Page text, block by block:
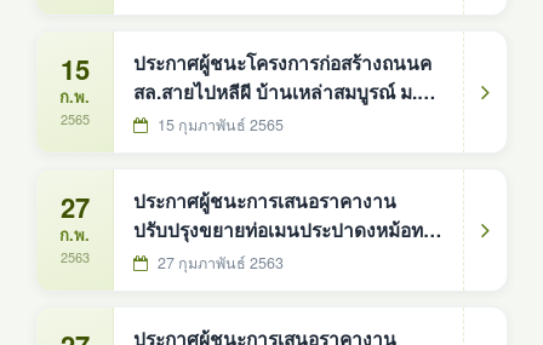
15
ก.พ.
2565
ประกาศผู้ชนะโครงการก่อสร้างถนนค
สล.สายไปหลีผี บ้านเหล่าสมบูรณ์ ม.5
(เงินอุดหนุนเฉพาะกิจ)
15 กุมภาพันธ์ 2565
27
ก.พ.
2563
ประกาศผู้ชนะการเสนอราคางาน
ปรับปรุงขยายท่อเมนประปาดงหม้อทอง
หมู่ที่927 กุมภาพันธ์ 2563
ประกาศผู้ชนะการเสนอราคางาน